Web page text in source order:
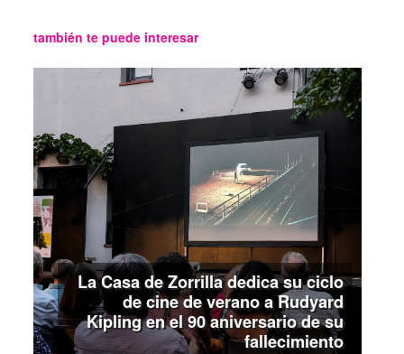
también te puede interesar
La Casa de Zorrilla dedica su ciclo
de cine de verano a Rudyard
Kipling en el 90 aniversario de su
fallecimiento